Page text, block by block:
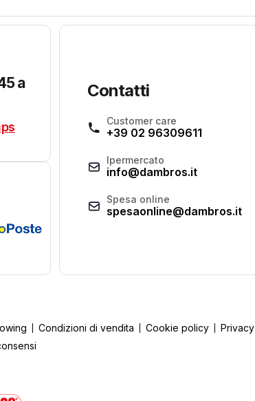
a
Contatti
Customer care
+39 02 96309611
Ipermercato
info@dambros.it
Spesa online
spesaonline@dambros.it
Condizioni di vendita Cookie policy
Privacy